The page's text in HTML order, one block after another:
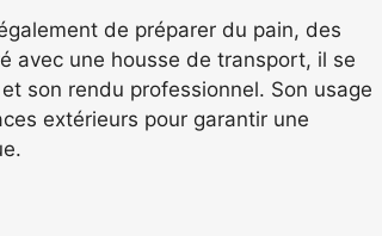
de préparer du pain, des
avec une housse de transport, il se
son rendu professionnel. Son usage
extérieurs pour garantir une